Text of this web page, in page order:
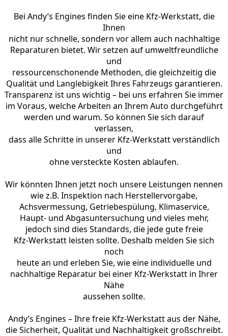
Bei Andy’s Engines finden Sie eine Kfz-Werkstatt, die
Ihnen
nicht nur schnelle, sondern vor allem auch nachhaltige
Reparaturen bietet. Wir setzen auf umweltfreundliche
und
ressourcenschonende Methoden, die gleichzeitig die
Qualität und Langlebigkeit Ihres Fahrzeugs garantieren.
Transparenz ist uns wichtig – bei uns erfahren Sie immer
im Voraus, welche Arbeiten an Ihrem Auto durchgeführt
werden und warum. So können Sie sich darauf
verlassen,
dass alle Schritte in unserer Kfz-Werkstatt verständlich
und
ohne versteckte Kosten ablaufen.
Wir könnten Ihnen jetzt noch unsere Leistungen nennen
wie z.B. Inspektion nach Herstellervorgabe,
Achsvermessung, Getriebespülung, Klimaservice,
Haupt- und Abgasuntersuchung und vieles mehr,
jedoch sind dies Standards, die jede gute freie
Kfz-Werkstatt leisten sollte. Deshalb melden Sie sich
noch
heute an und erleben Sie, wie eine individuelle und
nachhaltige Reparatur bei einer Kfz-Werkstatt in Ihrer
Nähe
aussehen sollte.
Andy’s Engines – Ihre freie Kfz-Werkstatt aus der Nähe,
die Sicherheit, Qualität und Nachhaltigkeit großschreibt.